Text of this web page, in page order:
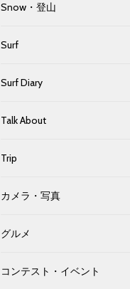
Snow・登山
Surf
Surf Diary
Talk About
Trip
カメラ・写真
グルメ
コンテスト・イベント